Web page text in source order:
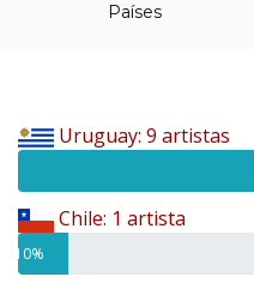
Países
Uruguay: 9 artistas
Chile: 1 artista
10%